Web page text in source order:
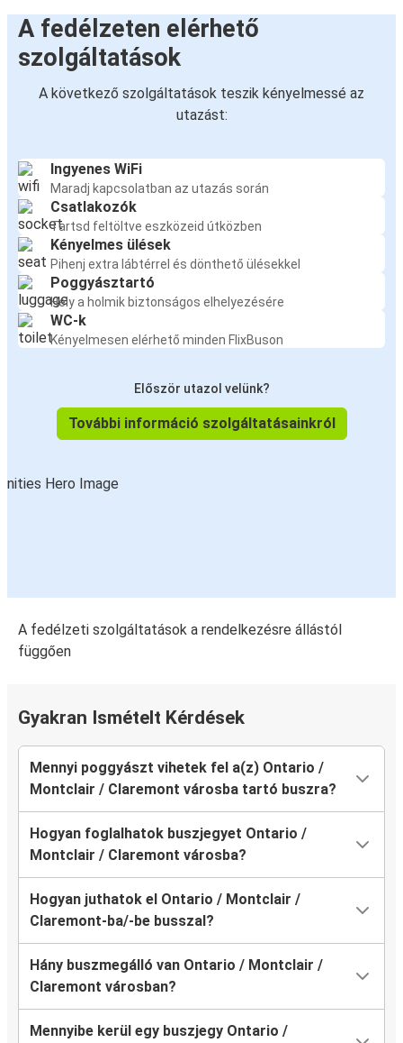
A fedélzeten elérhető
szolgáltatások
A következő szolgáltatások teszik kényelmessé az
utazást:
Ingyenes WiFi
Maradj kapcsolatban az utazás során
Csatlakozók
Tartsd feltöltve eszközeid útközben
Kényelmes ülések
Pihenj extra lábtérrel és dönthető ülésekkel
Poggyásztartó
Hely a holmik biztonságos elhelyezésére
WC-k
Kényelmesen elérhető minden FlixBuson
Először utazol velünk?
További információ szolgáltatásainkról
A fedélzeti szolgáltatások a rendelkezésre állástól
függően
Gyakran Ismételt Kérdések
Mennyi poggyászt vihetek fel a(z) Ontario /
Montclair / Claremont városba tartó buszra?
Hogyan foglalhatok buszjegyet Ontario /
Montclair / Claremont városba?
Hogyan juthatok el Ontario / Montclair /
Claremont-ba/-be busszal?
Hány buszmegálló van Ontario / Montclair /
Claremont városban?
Mennyibe kerül egy buszjegy Ontario /